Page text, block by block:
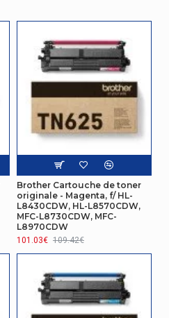
Brother Cartouche de toner
originale - Magenta, f/ HL-
L8430CDW, HL-L8570CDW,
MFC-L8730CDW, MFC-
L8970CDW
101.03€ 109.42€